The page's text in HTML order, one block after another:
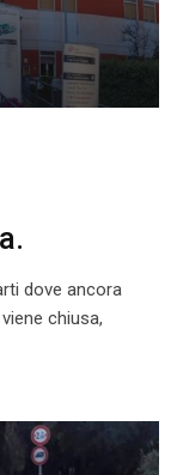
dove ancora
chiusa,